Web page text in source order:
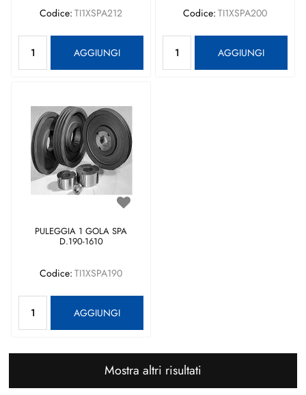
Codice: TI1XSPA212
AGGIUNGI
Codice: TI1XSPA200
AGGIUNGI
PULEGGIA 1 GOLA SPA
D.190-1610
Codice: TI1XSPA190
AGGIUNGI
Mostra altri risultati